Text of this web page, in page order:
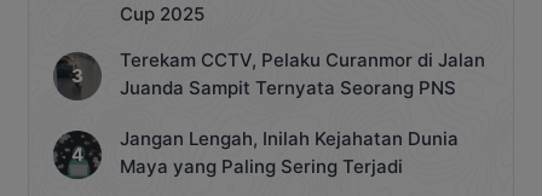
Cup 2025
Terekam CCTV, Pelaku Curanmor di Jalan
Juanda Sampit Ternyata Seorang PNS
Jangan Lengah, Inilah Kejahatan Dunia
Maya yang Paling Sering Terjadi